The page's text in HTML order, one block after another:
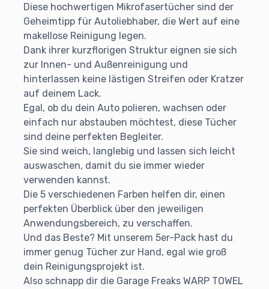
Diese hochwertigen Mikrofasertücher sind der
Geheimtipp für Autoliebhaber, die Wert auf eine
makellose Reinigung legen.
Dank ihrer kurzflorigen Struktur eignen sie sich
zur Innen- und Außenreinigung und
hinterlassen keine lästigen Streifen oder Kratzer
auf deinem Lack.
Egal, ob du dein Auto polieren, wachsen oder
einfach nur abstauben möchtest, diese Tücher
sind deine perfekten Begleiter.
Sie sind weich, langlebig und lassen sich leicht
auswaschen, damit du sie immer wieder
verwenden kannst.
Die 5 verschiedenen Farben helfen dir, einen
perfekten Überblick über den jeweiligen
Anwendungsbereich, zu verschaffen.
Und das Beste? Mit unserem 5er-Pack hast du
immer genug Tücher zur Hand, egal wie groß
dein Reinigungsprojekt ist.
Also schnapp dir die Garage Freaks WARP TOWEL